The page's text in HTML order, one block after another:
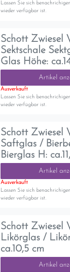
Lassen Sie sich
wieder verfügbar ist.
Schott Zwiesel
Sektschale
Glas Höhe:
Artikel
Ausverkauft
Lassen Sie sich
wieder verfügbar ist.
Schott Zwiesel
Saftglas /
Bierglas H:
Artikel
Ausverkauft
Lassen Sie sich
wieder verfügbar ist.
Schott Zwiesel
Likörglas /
ca.10,5 cm
Artikel